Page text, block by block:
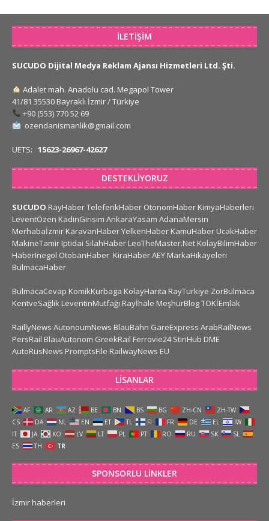
İLETIŞIM
SUCUDO Dijital Medya Reklam Ajansı Hizmetleri Ltd. Şti.
Adalet mah. Anadolu cad. Megapol Tower
41/81 35530 Bayraklı İzmir / Türkiye
+90 (553) 770 52 69
ozendanismanlik@gmail.com
UETS: 15623-26967-42627
DESTEKLIYORUZ
SUCUDO RayHaberTeleferikHaber OtonomHaber KimyaHaberleri
LeventÖzen KadinGirisim AnkaraYasam AdanaMersin
Merhabaİzmir KaravanHaberYelkenHaber KamuHaber UcakHaber
MakineTamir Iptidai SilahHaber LeoTheMaster.Net KolayBilimHaber
HaberInegol OtobanHaber KiraHaberAEY MarkaHikayeleri
BulmacaHaber
BulmacaCevap KomikKurbaga KolayHarita RayTurkiye ZorBulmaca
KentveSağlık LeventinMutfağı Rayİhale MeşhurBlogTOKİEmlak
RaillyNews AutonoumNews BlauBahn GareExpress ArabRailNews
PersRail BlauAutonom GreekRail Ferrovie24 StiriHub DME
AutoRusNews PromptsFile RailwayNews EU
LISANLAR
AF AR AZ BE BN BS BG ZH-CN
ZH-TW
CS
DA NL EN ET TL FI FR DE EL
IW
IT
JA KO LV LT PL PT RO RU SK
SL
ES
TH TR
SPONSORLU LINKLER
İzmir haberleri